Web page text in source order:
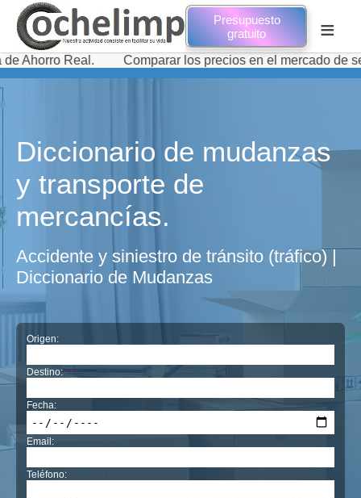
Presupuesto
gratuito
≡
Real. Comparar los precios en el mercado de
Diccionario de mudanzas
y transporte de
mercancías.
Accidente y siniestro de tránsito (tráfico) |
Diccionario de Mudanzas
Origen:
Destino:
Fecha:
Email:
Teléfono: